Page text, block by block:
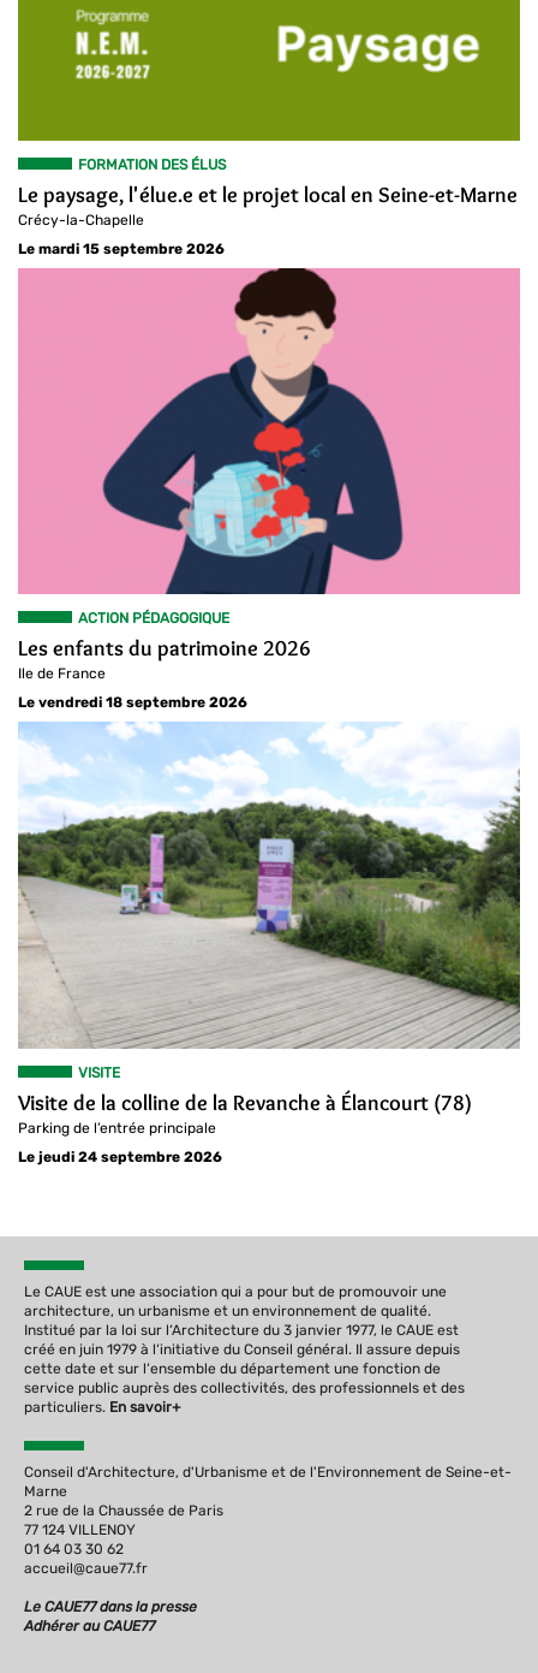
FORMATION DES ÉLUS
Le paysage, l'élue.e et le projet local en Seine-et-Marne
Crécy-la-Chapelle
Le mardi 15 septembre 2026
ACTION PÉDAGOGIQUE
Les enfants du patrimoine 2026
Ile de France
Le vendredi 18 septembre 2026
VISITE
Visite de la colline de la Revanche à Élancourt (78)
Parking de l’entrée principale
Le jeudi 24 septembre 2026
Le CAUE est une association qui a pour but de promouvoir une
architecture, un urbanisme et un environnement de qualité.
Institué par la loi sur l‘Architecture du 3 janvier 1977, le CAUE est
créé en juin 1979 à l‘initiative du Conseil général. Il assure depuis
cette date et sur l‘ensemble du département une fonction de
service public auprès des collectivités, des professionnels et des
particuliers. En savoir+
Conseil d'Architecture, d'Urbanisme et de l'Environnement de Seine-et-
Marne
2 rue de la Chaussée de Paris
77 124 VILLENOY
01 64 03 30 62
accueil@caue77.fr
Le CAUE77 dans la presse
Adhérer au CAUE77